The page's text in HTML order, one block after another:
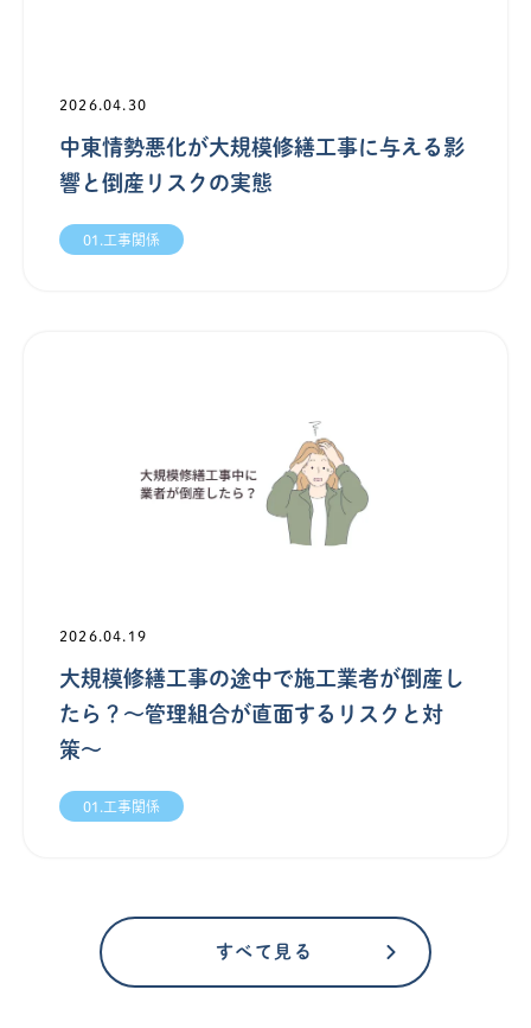
2026.04.30
中東情勢悪化が大規模修繕工事に与える影
響と倒産リスクの実態
01.工事関係
2026.04.19
大規模修繕工事の途中で施工業者が倒産し
たら？〜管理組合が直面するリスクと対
策〜
01.工事関係
すべて見る